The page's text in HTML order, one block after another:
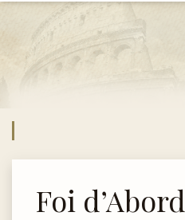
Foi d’Abord